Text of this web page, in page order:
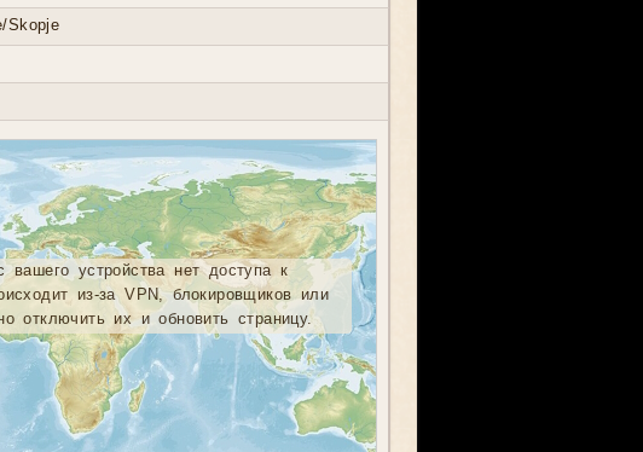
Skopje
вашего устройства нет доступа к
из-за VPN, блокировщиков или
отключить их и обновить страницу.